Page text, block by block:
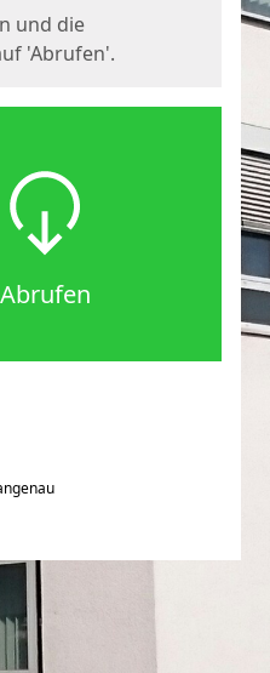
und die
'Abrufen'.
Abrufen